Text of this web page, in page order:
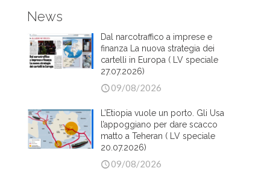
News
Dal narcotraffico a imprese e
finanza La nuova strategia dei
cartelli in Europa ( LV speciale
27.07.2026)
09/08/2026
L’Etiopia vuole un porto. Gli Usa
l’appoggiano per dare scacco
matto a Teheran ( LV speciale
20.07.2026)
09/08/2026